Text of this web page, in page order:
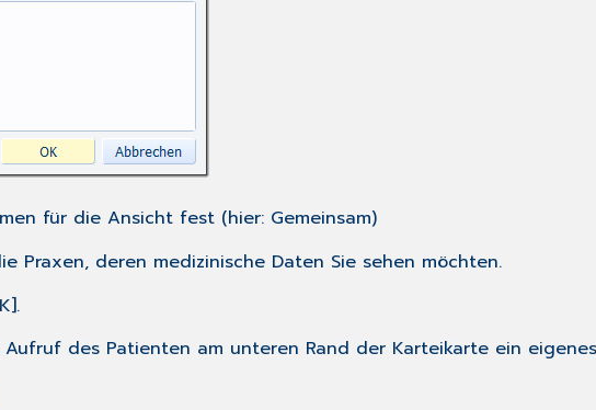
für die Ansicht fest (hier: Gemeinsam)
Praxen, deren medizinische Daten Sie sehen möchten.
des Patienten am unteren Rand der Karteikarte ein